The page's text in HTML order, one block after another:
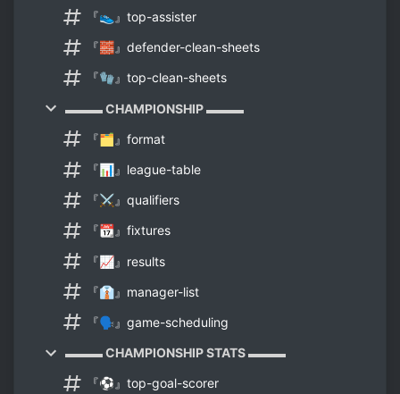
『👟』top-assister
『🧱』defender-clean-sheets
『🧤』top-clean-sheets
▬▬▬ CHAMPIONSHIP ▬▬▬
『🗂️』format
『📊』league-table
『⚔️』qualifiers
『📆』fixtures
『📈』results
『👔』manager-list
『🗣️』game-scheduling
▬▬▬ CHAMPIONSHIP STATS ▬▬▬
『⚽』top-goal-scorer